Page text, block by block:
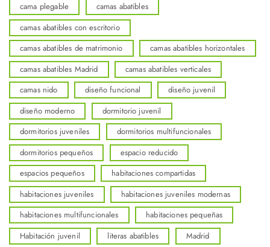
cama plegable
camas abatibles
camas abatibles con escritorio
camas abatibles de matrimonio
camas abatibles horizontales
camas abatibles Madrid
camas abatibles verticales
camas nido
diseño funcional
diseño juvenil
diseño moderno
dormitorio juvenil
dormitorios juveniles
dormitorios multifuncionales
dormitorios pequeños
espacio reducido
espacios pequeños
habitaciones compartidas
habitaciones juveniles
habitaciones juveniles modernas
habitaciones multifuncionales
habitaciones pequeñas
Habitación juvenil
literas abatibles
Madrid